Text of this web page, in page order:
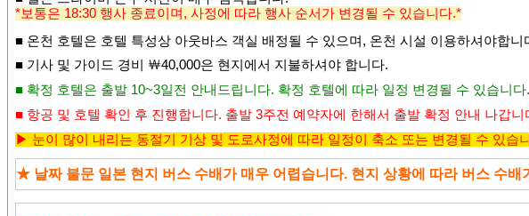
*보통은 18:30 행사 종료이며, 사정에 따라 행사 순서가 변경될 수 있습니다.*
■ 온천 호텔은 호텔 특성상 아웃바스 객실 배정될 수 있으며, 온천 시설 이용하셔야합니
■ 기사 및 가이드 경비 ￦40,000은 현지에서 지불하셔야 합니다.
■ 확정 호텔은 출발 10~3일전 안내드립니다. 확정 호텔에 따라 일정 변경될 수 있습니다.
■ 항공 및 호텔 확인 후 진행합니다. 출발 3주전 예약자에 한해서 출발 확정 안내 나갑니
▶ 눈이 많이 내리는 동절기 기상 및 도로사정에 따라 일정이 축소 또는 변경될 수 있습
★ 날짜 불문 일본 현지 버스 수배가 매우 어렵습니다. 현지 상황에 따라 버스 수배